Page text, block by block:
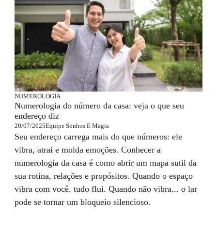
NUMEROLOGIA
Numerologia do número da casa: veja o que seu
endereço diz
20/07/2025Equipe Sonhos E Magia
Seu endereço carrega mais do que números: ele
vibra, atrai e molda emoções. Conhecer a
numerologia da casa é como abrir um mapa sutil da
sua rotina, relações e propósitos. Quando o espaço
vibra com você, tudo flui. Quando não vibra... o lar
pode se tornar um bloqueio silencioso.